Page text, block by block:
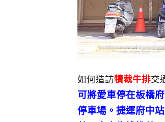
如何造訪犢裁牛排交
可將愛車停在板橋
停車場。捷運府中